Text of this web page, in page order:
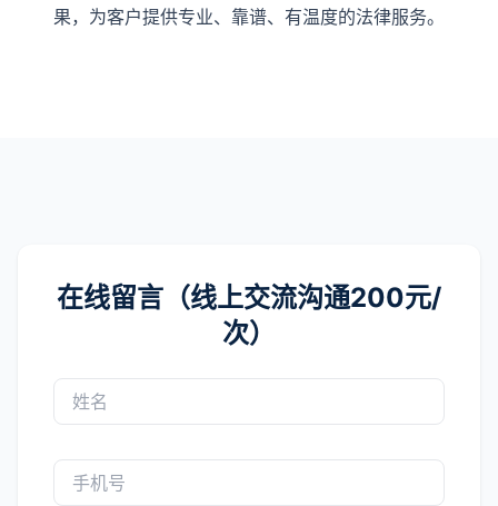
果，为客户提供专业、靠谱、有温度的法律服务。
在线留言（线上交流沟通200元/
次）